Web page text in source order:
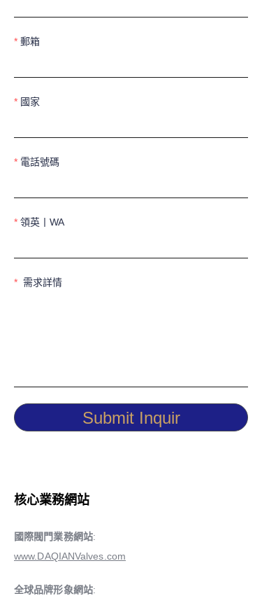
郵箱
國家
電話號碼
領英丨WA
需求詳情
Submit Inquir
核心業務網站
國際閥門業務網站:
www.DAQIANValves.com
全球品牌形象網站: